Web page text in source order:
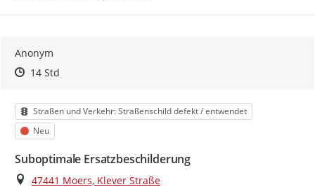
Anonym
Zeitpunkt des Erstellens
Zeitpunkt des Erstellens
14 StdZur Äußerung
Kategorie
Straßen und Verkehr: Straßenschild defekt / entwendet
Status
Neu
Suboptimale Ersatzbeschilderung
Ort
47441 Moers, Klever Straße